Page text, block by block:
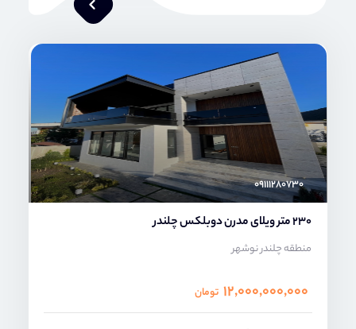
محمد صنعتی
۰۹۱۱۱۲۸۰۷۳۰
230 متر ویلای مدرن دوبلکس چلندر
منطقه چلندر نوشهر
۱۲,۰۰۰,۰۰۰,۰۰۰ تومان